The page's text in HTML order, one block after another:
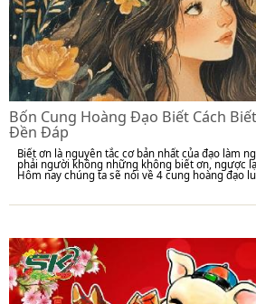
Bốn Cung Hoàng Đạo Biết Cách
Đền Đáp
Biết ơn là nguyên tắc cơ bản nhất của đạo làm
phải người không những không biết ơn, ngược
Hôm nay chúng ta sẽ nói về 4 cung hoàng đạo